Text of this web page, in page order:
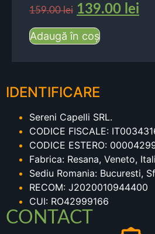
159.00lei 139.00 lei
Adaugă în coș
IDENTIFICARE
Sereni Capelli SRL.
CODICE FISCALE:
CODICE ESTERO:
Fabrica: Resana, Veneto,
Sediu Romania: Bucuresti,
RECOM: J2020010944400
CUI: RO42999166
CONTACT